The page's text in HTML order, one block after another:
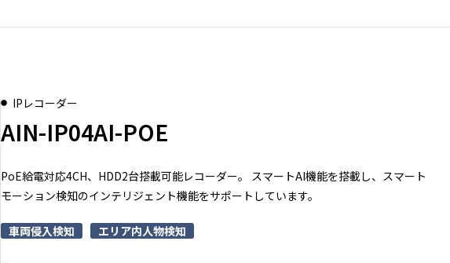
IPレコーダー
AIN-IP04AI-POE
PoE給電対応4CH、HDD2台搭載可能レコーダー。 スマートAI機能を搭載し、スマート
モーション検知のインテリジェント機能をサポートしています。
車両侵入検知 エリア内人物検知